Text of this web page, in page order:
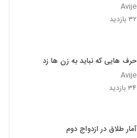
Avije
۳۲ بازدید
حرف هایی که نباید به زن ها زد
Avije
۳۴ بازدید
آمار طلاق در ازدواج دوم